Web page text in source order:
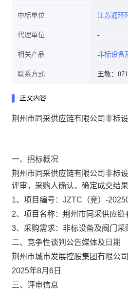
中标单位 江苏通环
代理单位
相关产品 非标设备
联系方式 王敏：
正文内容
荆州市同采供应链有限公司非标
一、招标概况
荆州市同采供应链有限公司非标
评审，采购人确认，确定成交结果
1、项目编号：JZTC（竞）-
2、项目名称：荆州市同采供应
3、采购需求：非标设备及阀门采
二、竞争性谈判公告媒体及日期
荆州市城市发展控股集团有限公
2025年8月6日
三、评审信息